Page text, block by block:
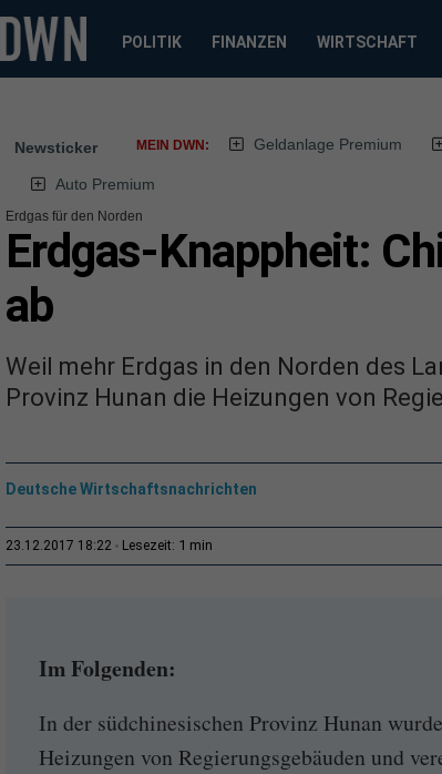
POLITIK FINANZEN WIRTSCHAFT
Newsticker MEIN DWN: Geldanlage Premium
Auto Premium
Erdgas für den Norden
Erdgas-Knappheit:
ab
Weil mehr Erdgas in den Norden des
Provinz Hunan die Heizungen von
Deutsche Wirtschaftsnachrichten
23.12.2017 18:22 Lesezeit: 1 min
Im Folgenden:
In der südchinesischen Provinz Hunan
Heizungen von Regierungsgebäuden und